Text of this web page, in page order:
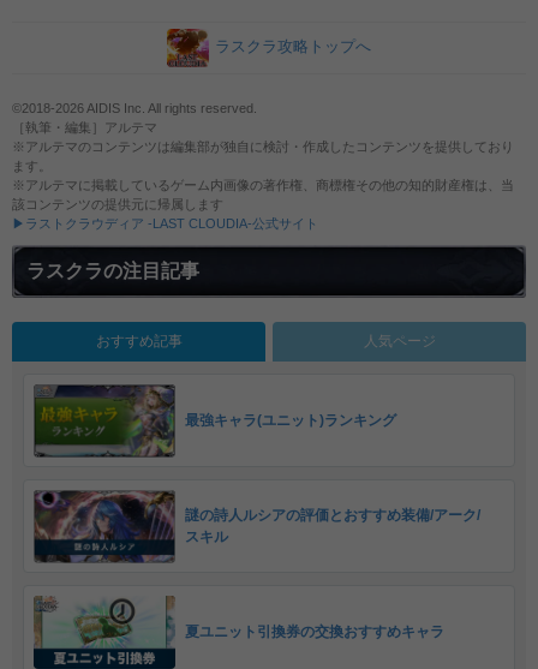
ラスクラ攻略トップへ
©2018-2026 AIDIS Inc. All rights reserved.
［執筆・編集］アルテマ
※アルテマのコンテンツは編集部が独自に検討・作成したコンテンツを提供しており
ます。
※アルテマに掲載しているゲーム内画像の著作権、商標権その他の知的財産権は、当
該コンテンツの提供元に帰属します
▶ラストクラウディア -LAST CLOUDIA-公式サイト
ラスクラの注目記事
おすすめ記事 人気ページ
最強キャラ(ユニット)ランキング
謎の詩人ルシアの評価とおすすめ装備/アーク/
スキル
夏ユニット引換券の交換おすすめキャラ